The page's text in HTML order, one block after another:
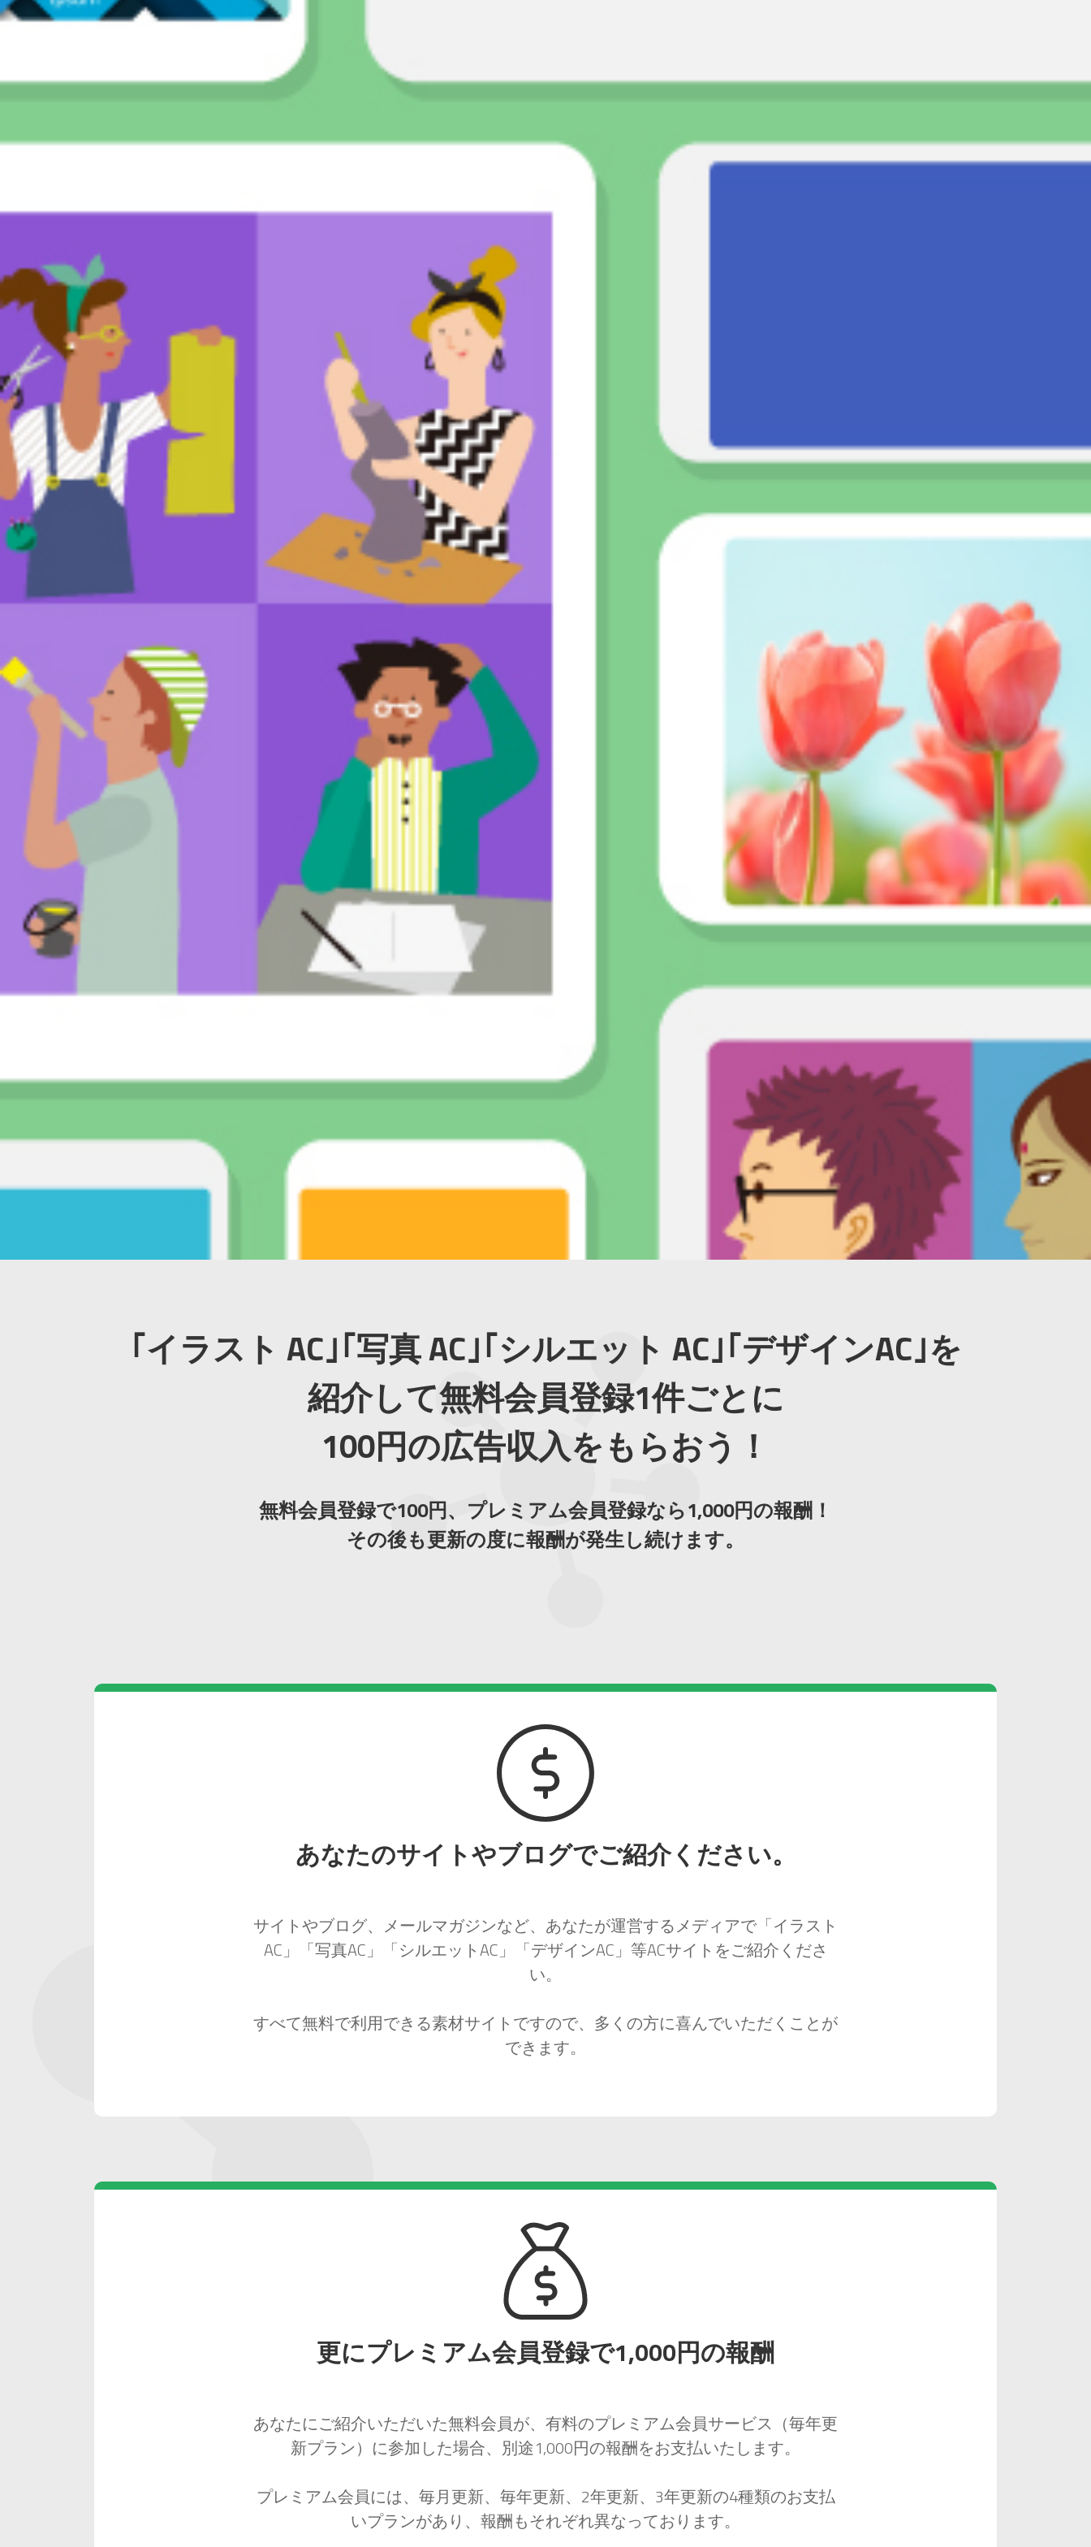
｢イラスト AC｣｢写真 AC｣｢シルエット AC｣｢デザインAC｣を
紹介して無料会員登録1件ごとに
100円の広告収入をもらおう！
無料会員登録で100円、プレミアム会員登録なら1,000円の報酬！
その後も更新の度に報酬が発生し続けます。
あなたのサイトやブログでご紹介ください。
サイトやブログ、メールマガジンなど、あなたが運営するメディアで「イラスト
AC」「写真AC」「シルエットAC」「デザインAC」等ACサイトをご紹介くださ
い。
すべて無料で利用できる素材サイトですので、多くの方に喜んでいただくことが
できます。
更にプレミアム会員登録で1,000円の報酬
あなたにご紹介いただいた無料会員が、有料のプレミアム会員サービス（毎年更
新プラン）に参加した場合、別途1,000円の報酬をお支払いたします。
プレミアム会員には、毎月更新、毎年更新、2年更新、3年更新の4種類のお支払
いプランがあり、報酬もそれぞれ異なっております。